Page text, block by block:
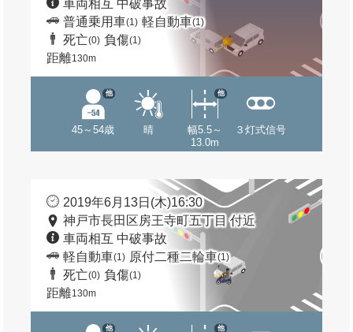
車両相互 中破事故
普通乗用車(1) 軽自動車(1)
死亡(0) 負傷(1)
距離130m
45～54歳
他
晴
幅5.5～
13.0m
他
３灯式信号
2019年6月13日(木)16:30
神戸市長田区房王寺町五丁目 付近
車両相互 中破事故
軽自動車(1) 原付二種二輪車(1)
死亡(0) 負傷(1)
距離130m
他 他